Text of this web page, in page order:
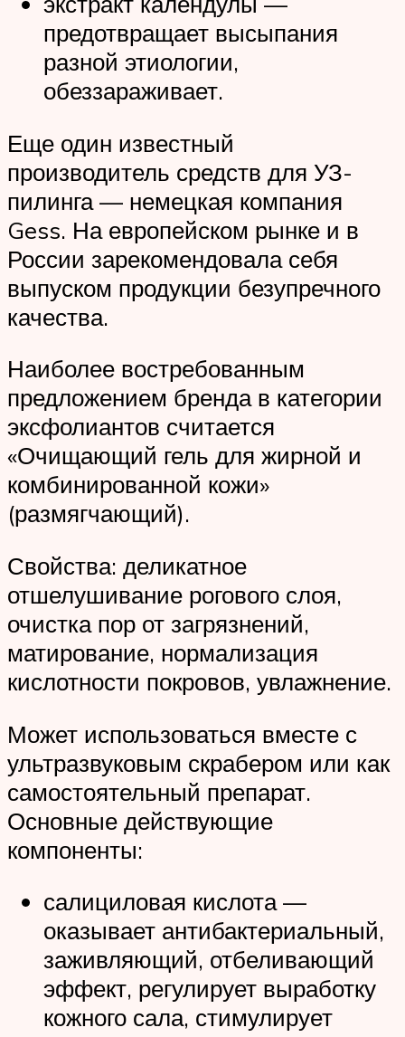
предотвращает высыпания
разной этиологии,
обеззараживает.
Еще один известный
производитель средств для УЗ-
пилинга — немецкая компания
Gess. На европейском рынке и в
России зарекомендовала себя
выпуском продукции безупречного
качества.
Наиболее востребованным
предложением бренда в категории
эксфолиантов считается
«Очищающий гель для жирной и
комбинированной кожи»
(размягчающий).
Свойства: деликатное
отшелушивание рогового слоя,
очистка пор от загрязнений,
матирование, нормализация
кислотности покровов, увлажнение.
Может использоваться вместе с
ультразвуковым скрабером или как
самостоятельный препарат.
Основные действующие
компоненты:
салициловая кислота —
оказывает антибактериальный,
заживляющий, отбеливающий
эффект, регулирует выработку
кожного сала, стимулирует